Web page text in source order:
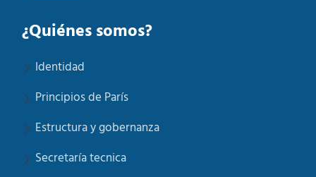
¿Quiénes somos?
Identidad
Principios de París
Estructura y gobernanza
Secretaría tecnica